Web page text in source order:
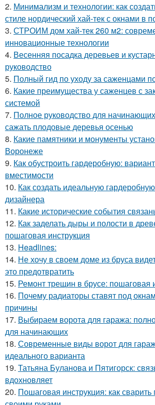
2. Минимализм и технологии: как
стиле нордический хай-тек с окнами в
3. СТРОИМ дом хай-тек 260 м2:
инновационные технологии
4. Весенняя посадка деревьев и
руководство
5. Полный гид по уходу за саженцами
6. Какие преимущества у саженцев с
системой
7. Полное руководство для
сажать плодовые деревья осенью
8. Какие памятники и монументы
Воронеже
9. Как обустроить гардеробную:
вместимости
10. Как создать идеальную
дизайнера
11. Какие исторические события
12. Как заделать дыры и полости в
пошаговая инструкция
13. Headlines:
14. Не хочу в своем доме из бруса
это предотвратить
15. Ремонт трещин в брусе: пошаговая
16. Почему радиаторы ставят под
причины
17. Выбираем ворота для гаража:
для начинающих
18. Современные виды ворот для
идеального варианта
19. Татьяна Буланова и Пятигорск:
вдохновляет
20. Пошаговая инструкция: как